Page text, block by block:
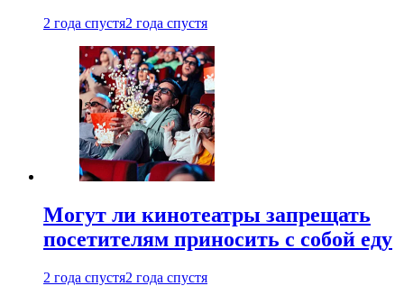
2 года спустя2 года спустя
Могут ли кинотеатры запрещать
посетителям приносить с собой еду
2 года спустя2 года спустя